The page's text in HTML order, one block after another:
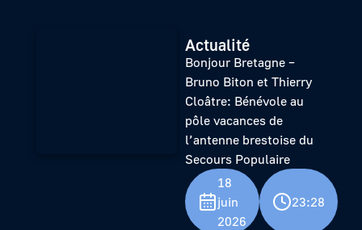
Actualité
Bonjour Bretagne –
Bruno Biton et Thierry
Cloâtre: Bénévole au
pôle vacances de
l’antenne brestoise du
Secours Populaire
18
juin
2026
23:28